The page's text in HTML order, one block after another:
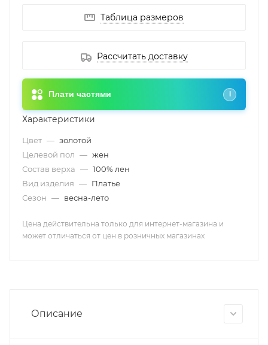
Таблица размеров
Рассчитать доставку
Плати частями i
Характеристики
Цвет — золотой
Целевой пол — жен
Состав верха — 100% лен
Вид изделия — Платье
Сезон — весна-лето
Цена действительна только для интернет-магазина и
может отличаться от цен в розничных магазинах
Описание